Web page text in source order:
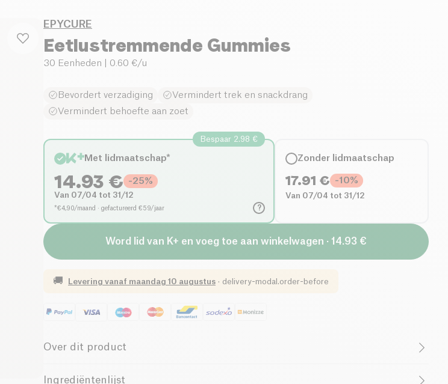
EPYCURE
Eetlustremmende Gummies
30 Eenheden | 0.60 €/u
Bevordert verzadiging
Vermindert trek en snackdrang
Vermindert behoefte aan zoet
?
Bespaar 2.98 €
Met lidmaatschap*
14.93 € -25%
Van 07/04 tot 31/12
*€4,90/maand · gefactureerd €59/jaar
Zonder lidmaatschap
17.91 € -10%
Van 07/04 tot 31/12
Word lid van K+ en voeg toe aan winkelwagen · 14.93 €
🚚 Levering vanaf maandag 10 augustus · delivery-modal.order-before
Over dit product
Vegan Glutenvrij (ingrediënten)
Ingrediëntenlijst